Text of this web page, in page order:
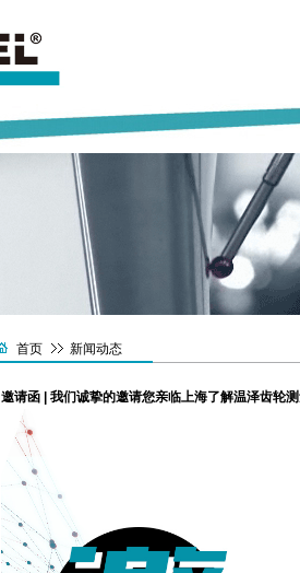
首页 新闻动态
邀请函 | 我们诚挚的邀请您亲临上海了解温泽齿轮